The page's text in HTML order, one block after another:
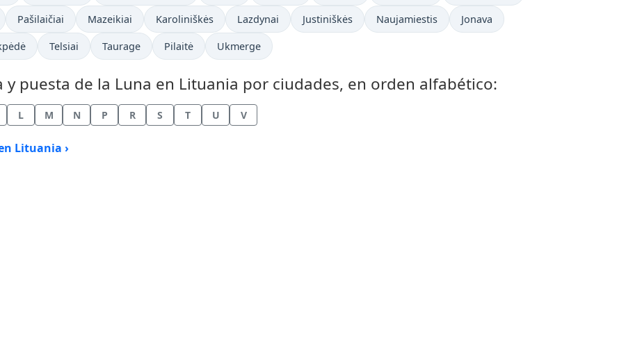
Pašilaičiai Mazeikiai Karoliniškės Lazdynai Justiniškės Naujamiestis Jonava
Telsiai Taurage Pilaitė Ukmerge
puesta de la Luna en Lituania por ciudades, en orden alfabético:
L M N P R S T U V
Lituania ›